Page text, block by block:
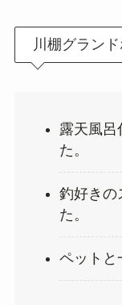
川棚グラン
露天風呂
た。
釣好きの
た。
ペットと